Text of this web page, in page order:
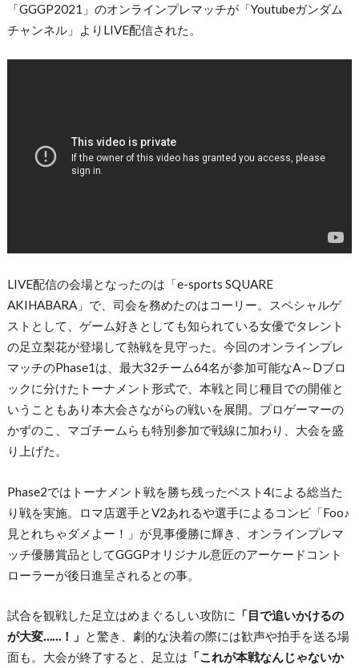
「GGGP2021」のオンラインプレマッチが「Youtubeガンダム
チャンネル」よりLIVE配信された。
LIVE配信の会場となったのは「e-sports SQUARE
AKIHABARA」で、司会を務めたのはコーリー。スペシャルゲ
ストとして、ゲーム好きとしても知られている女優でタレント
の足立梨花が登場して熱戦を見守った。今回のオンラインプレ
マッチのPhase1は、最大32チーム64名が参加可能なA～Dブロ
ックに分けたトーナメント形式で、本戦と同じ種目での開催と
いうこともあり本大会さながらの戦いを展開。プロゲーマーの
かずのこ、マゴチームらも特別参加で戦線に加わり、大会を盛
り上げた。
Phase2ではトーナメント戦を勝ち残ったベスト4による総当た
り戦を実施。ロマ店選手とV2あれるや選手によるコンビ「Foo♪
見とれちゃダメよー！」が見事優勝に輝き、オンラインプレマ
ッチ優勝賞品としてGGGPオリジナル意匠のアーケードコント
ローラーが後日進呈されるとの事。
試合を観戦した足立はめまぐるしい攻防に
「目で追いかけるの
が大変……！」 と驚き、劇的な決着の際には歓声や拍手を送る場
面も。大会が終了すると、足立は 「これが本戦なんじゃないか